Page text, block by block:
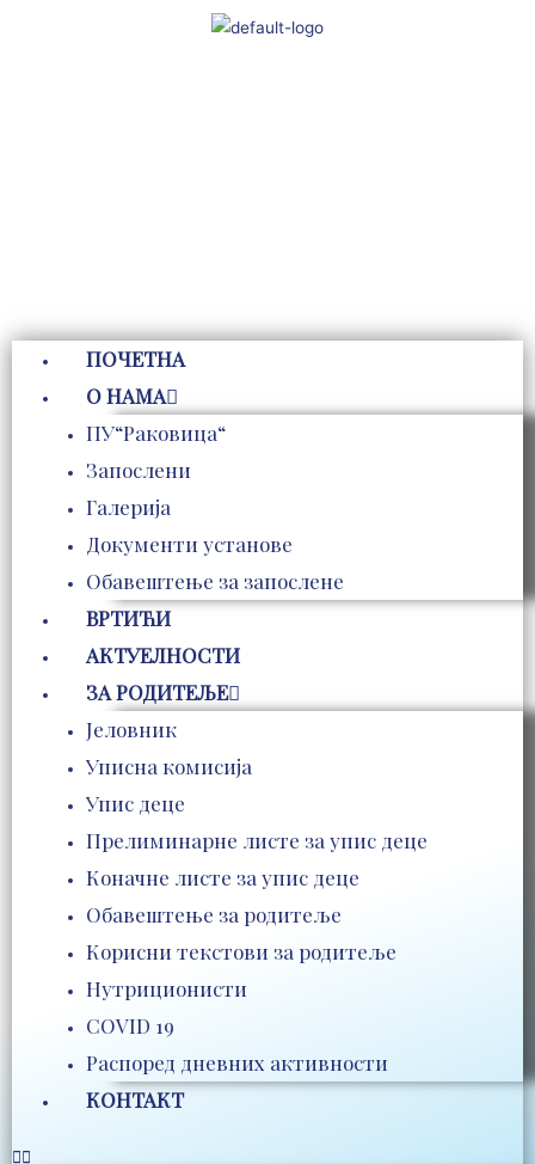
ПОЧЕТНА
О НАМА
ПУ“Раковица“
Запослени
Галерија
Документи установе
Обавештење за запослене
ВРТИЋИ
АКТУЕЛНОСТИ
ЗА РОДИТЕЉЕ
Јеловник
Уписна комисија
Упис деце
Прелиминарне листе за упис деце
Коначне листе за упис деце
Обавештење за родитеље
Корисни текстови за родитеље
Нутриционисти
COVID 19
Распоред дневних активности
КОНТАКТ